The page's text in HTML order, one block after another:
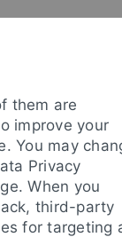
them are
improve your
You may
Privacy
When you
third-party
for targeting